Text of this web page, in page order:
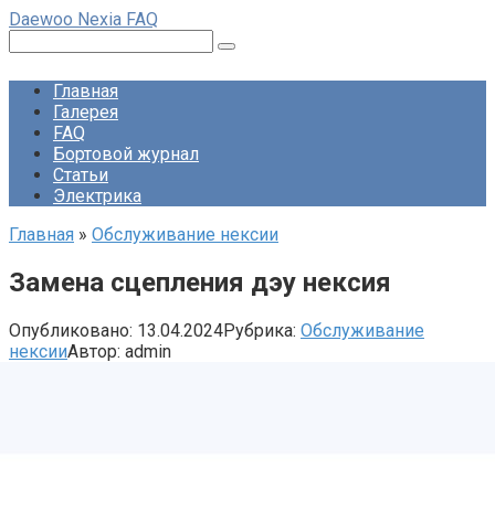
Перейти
контенту
Daewoo Nexia FAQ
Главная
Галерея
FAQ
Бортовой журнал
Статьи
Электрика
Главная » Обслуживание нексии
Замена сцепления дэу нексия
Опубликовано: 13.04.2024Рубрика: Обслуживание
нексииАвтор: admin